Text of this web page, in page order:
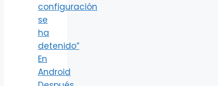
configuración
se
ha
detenido”
En
Android